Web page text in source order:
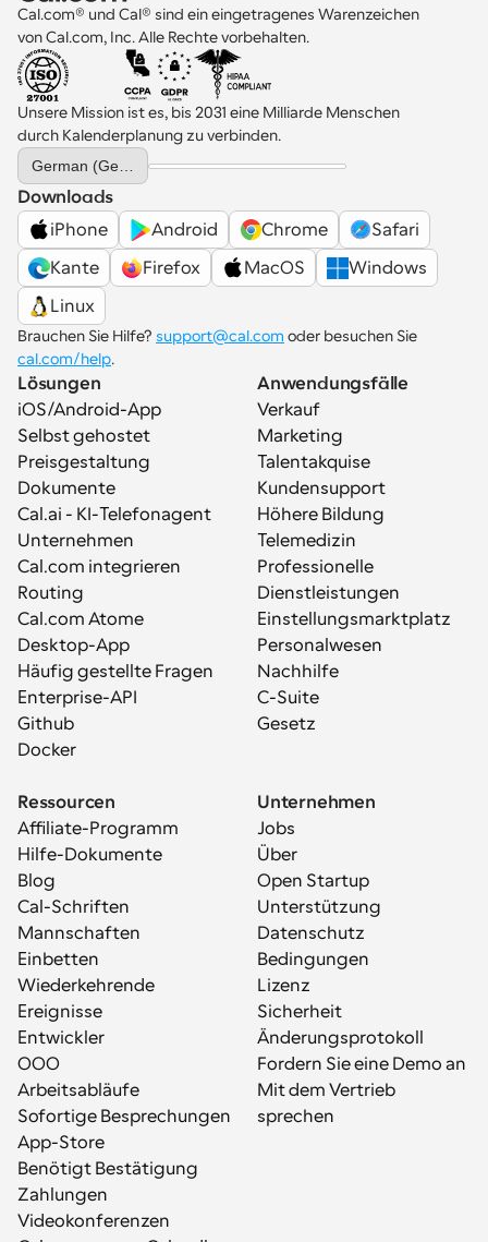
Cal.com® und Cal® sind ein eingetragenes Warenzeichen
von Cal.com, Inc. Alle Rechte vorbehalten.
Unsere Mission ist es, bis 2031 eine Milliarde Menschen
durch Kalenderplanung zu verbinden.
Select Language
Downloads
iPhone
Android Chrome
Safari
Kante
Firefox MacOS
Windows
Linux
Brauchen Sie Hilfe? support@cal.com
cal.com/help.
Lösungen
iOS/Android-App
Selbst gehostet
Preisgestaltung
Dokumente
Cal.ai - KI-Telefonagent
Unternehmen
Cal.com integrieren
Routing
Cal.com Atome
Desktop-App
Häufig gestellte Fragen
Enterprise-API
Github
Docker
Anwendungsfälle
Verkauf
Marketing
Talentakquise
Kundensupport
Höhere Bildung
Telemedizin
Professionelle
Dienstleistungen
Einstellungsmarktplatz
Personalwesen
Nachhilfe
C-Suite
Gesetz
Ressourcen
Affiliate-Programm
Hilfe-Dokumente
Blog
Cal-Schriften
Mannschaften
Einbetten
Wiederkehrende
Ereignisse
Entwickler
OOO
Arbeitsabläufe
Sofortige Besprechungen
App-Store
Benötigt Bestätigung
Zahlungen
Videokonferenzen
Unternehmen
Jobs
Über
Open Startup
Unterstützung
Datenschutz
Bedingungen
Lizenz
Sicherheit
Änderungsprotokoll
Fordern Sie eine Demo an
Mit dem Vertrieb
sprechen